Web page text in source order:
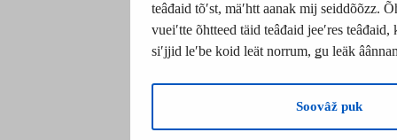
teâđaid tõʹst, mäʹhtt aanak mij seiddõõzz.
vueiʹtte õhtteed täid teâđaid jeeʹres
siʹjjid leʹbe koid leät norrum, ǥu leäk
Soovâž puk